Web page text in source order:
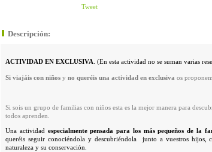
Tweet
Descripción:
ACTIVIDAD EN EXCLUSIVA . (En esta actividad no se suman varias
Si viajáis con niños y no queréis una actividad en exclusiva os
Si sois un grupo de familias con niños esta es la mejor manera para
todos aprenden.
Una actividad especialmente pensada para los más pequeños de la
queréis seguir conociéndola y descubriéndola junto a vuestros hijos,
naturaleza y su conservación.